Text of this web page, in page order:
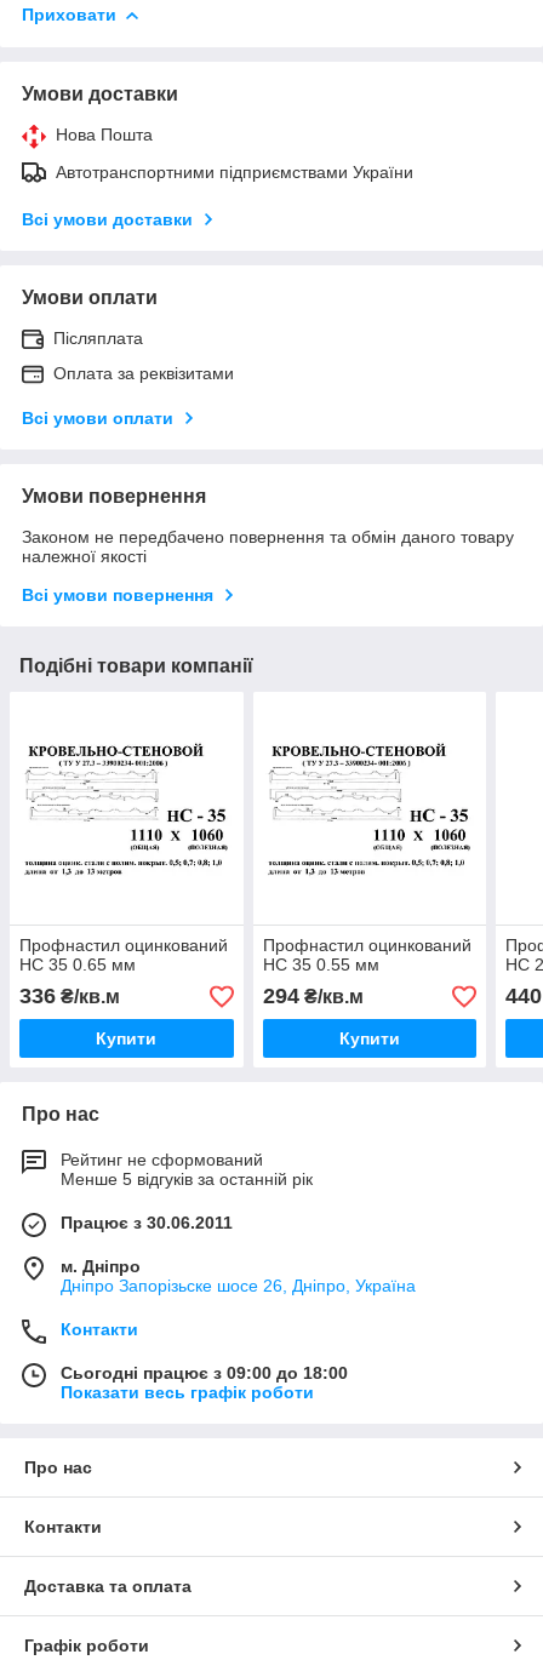
Приховати
Умови доставки
Нова Пошта
Автотранспортними підприємствами України
Всі умови доставки
Умови оплати
Післяплата
Оплата за реквізитами
Всі умови оплати
Умови повернення
Законом не передбачено повернення та обмін даного товару
належної якості
Всі умови повернення
Подібні товари компанії
Профнастил оцинкований
НС 35 0.65 мм
336 ₴/кв.м
Купити
Профнастил оцинкований
НС 35 0.55 мм
294₴/кв.м
Купити
НС
440
Про нас
Рейтинг не сформований
Менше 5 відгуків за останній рік
Працює з 30.06.2011
м. Дніпро
Дніпро Запорізьске шосе 26, Дніпро, Україна
Контакти
Сьогодні працює з 09:00 до 18:00
Показати весь графік роботи
Про нас
Контакти
Доставка та оплата
Графік роботи